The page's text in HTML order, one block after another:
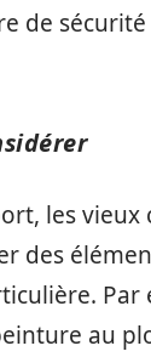
de
les vieux
des
Par
au